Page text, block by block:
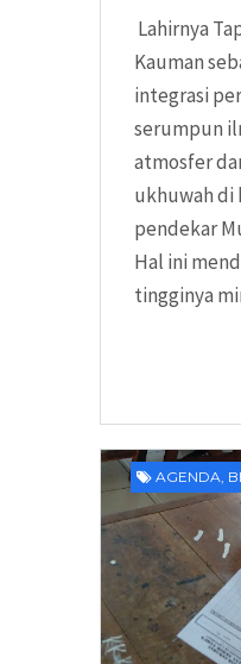
Lahirnya
Kauman
integrasi
serumpun
atmosfer
ukhuwah di
pendekar
Hal ini
tingginya
AGENDA,